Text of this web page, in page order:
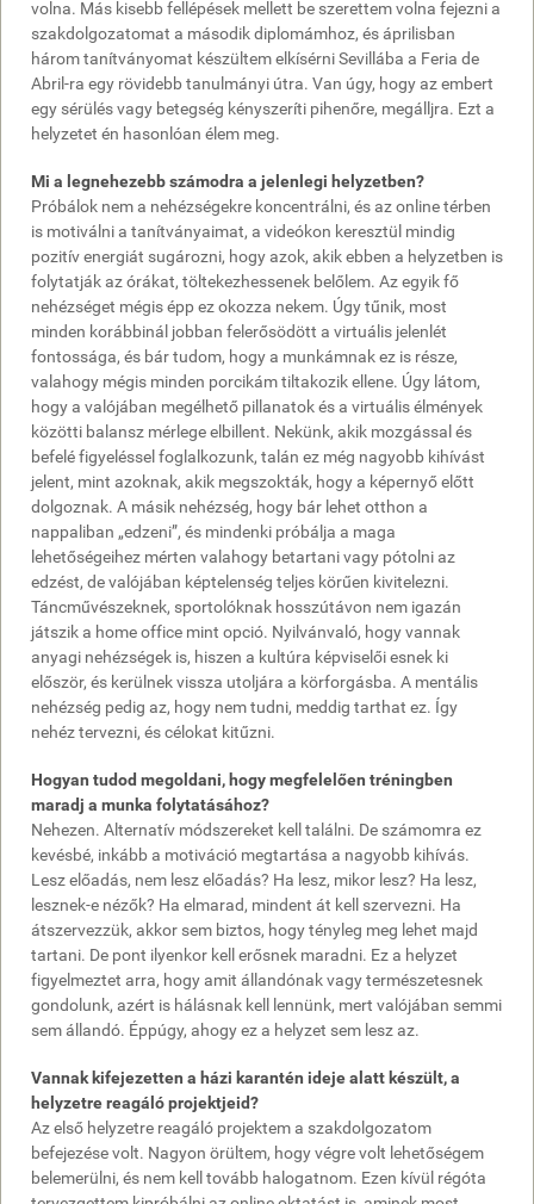
volna. Más kisebb fellépések mellett be szerettem volna fejezni a
szakdolgozatomat a második diplomámhoz, és áprilisban
három tanítványomat készültem elkísérni Sevillába a Feria de
Abril-ra egy rövidebb tanulmányi útra. Van úgy, hogy az embert
egy sérülés vagy betegség kényszeríti pihenőre, megálljra. Ezt a
helyzetet én hasonlóan élem meg.
Mi a legnehezebb számodra a jelenlegi helyzetben?
Próbálok nem a nehézségekre koncentrálni, és az online térben
is motiválni a tanítványaimat, a videókon keresztül mindig
pozitív energiát sugározni, hogy azok, akik ebben a helyzetben is
folytatják az órákat, töltekezhessenek belőlem. Az egyik fő
nehézséget mégis épp ez okozza nekem. Úgy tűnik, most
minden korábbinál jobban felerősödött a virtuális jelenlét
fontossága, és bár tudom, hogy a munkámnak ez is része,
valahogy mégis minden porcikám tiltakozik ellene. Úgy látom,
hogy a valójában megélhető pillanatok és a virtuális élmények
közötti balansz mérlege elbillent. Nekünk, akik mozgással és
befelé figyeléssel foglalkozunk, talán ez még nagyobb kihívást
jelent, mint azoknak, akik megszokták, hogy a képernyő előtt
dolgoznak. A másik nehézség, hogy bár lehet otthon a
nappaliban „edzeni”, és mindenki próbálja a maga
lehetőségeihez mérten valahogy betartani vagy pótolni az
edzést, de valójában képtelenség teljes körűen kivitelezni.
Táncművészeknek, sportolóknak hosszútávon nem igazán
játszik a home office mint opció. Nyilvánvaló, hogy vannak
anyagi nehézségek is, hiszen a kultúra képviselői esnek ki
először, és kerülnek vissza utoljára a körforgásba. A mentális
nehézség pedig az, hogy nem tudni, meddig tarthat ez. Így
nehéz tervezni, és célokat kitűzni.
Hogyan tudod megoldani, hogy megfelelően tréningben
maradj a munka folytatásához?
Nehezen. Alternatív módszereket kell találni. De számomra ez
kevésbé, inkább a motiváció megtartása a nagyobb kihívás.
Lesz előadás, nem lesz előadás? Ha lesz, mikor lesz? Ha lesz,
lesznek-e nézők? Ha elmarad, mindent át kell szervezni. Ha
átszervezzük, akkor sem biztos, hogy tényleg meg lehet majd
tartani. De pont ilyenkor kell erősnek maradni. Ez a helyzet
figyelmeztet arra, hogy amit állandónak vagy természetesnek
gondolunk, azért is hálásnak kell lennünk, mert valójában semmi
sem állandó. Éppúgy, ahogy ez a helyzet sem lesz az.
Vannak kifejezetten a házi karantén ideje alatt készült, a
helyzetre reagáló projektjeid?
Az első helyzetre reagáló projektem a szakdolgozatom
befejezése volt. Nagyon örültem, hogy végre volt lehetőségem
belemerülni, és nem kell tovább halogatnom. Ezen kívül régóta